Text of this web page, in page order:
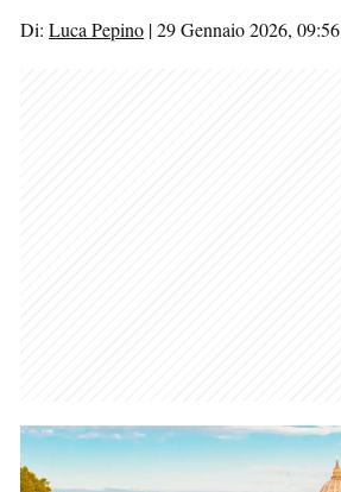
Di: Luca Pepino |29 Gennaio 2026, 09:56